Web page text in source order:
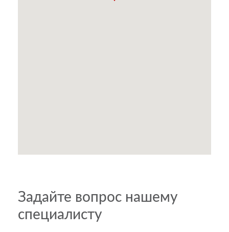
Задайте вопрос нашему
специалисту